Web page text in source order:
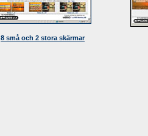
8 små och 2 stora skärmar